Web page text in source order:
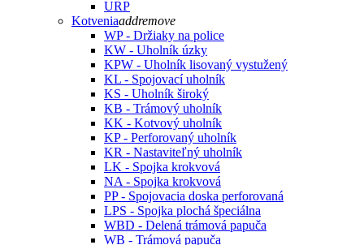
URP
Kotveniaaddremove
WP - Držiaky na police
KW - Uholník úzky
KPW - Uholník lisovaný vystužený
KL - Spojovací uholník
KS - Uholník široký
KB - Trámový uholník
KK - Kotvový uholník
KP - Perforovaný uholník
KR - Nastaviteľný uholník
LK - Spojka krokvová
NA - Spojka krokvová
PP - Spojovacia doska perforovaná
LPS - Spojka plochá špeciálna
WBD - Delená trámová papuča
WB - Trámová papuča